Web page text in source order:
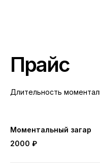
Прайс
Длительность
Моментальный загар
2000 ₽